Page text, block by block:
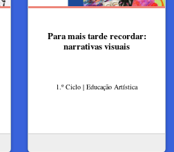
Para mais tarde recordar:
narrativas visuais
1.º Ciclo | Educação Artística